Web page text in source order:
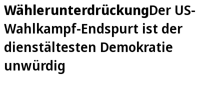
WählerunterdrückungDer US-
Wahlkampf-Endspurt ist der
dienstältesten Demokratie
unwürdig